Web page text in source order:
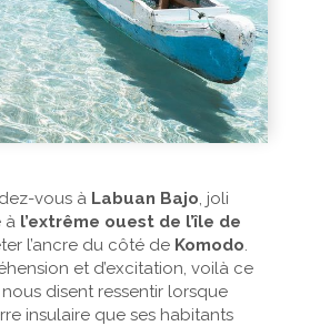
vous à Labuan Bajo, joli
à l’extrême ouest de l’île de
l’ancre du côté de Komodo.
et d’excitation, voilà ce
disent ressentir lorsque
insulaire que ses habitants